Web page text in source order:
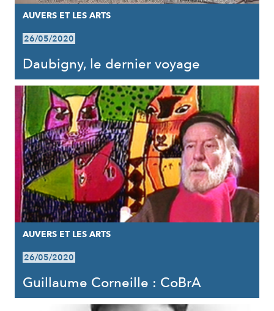
AUVERS ET LES ARTS
26/05/2020
Daubigny, le dernier voyage
AUVERS ET LES ARTS
26/05/2020
Guillaume Corneille : CoBrA